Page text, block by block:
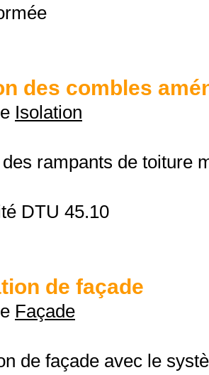
des combles
Isolation
rampants de toiture
DTU 45.10
de façade
Façade
de façade avec le